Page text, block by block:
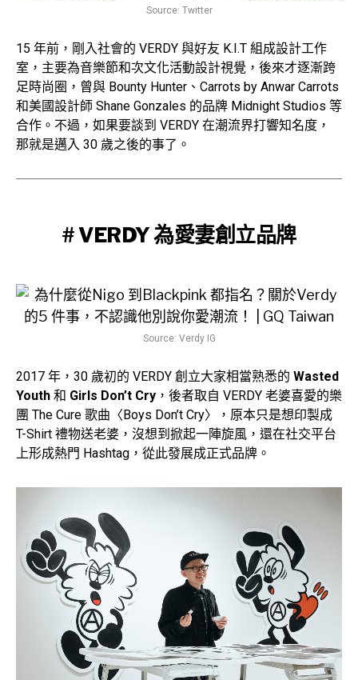
Source: Twitter
15 年前，剛入社會的 VERDY 與好友 K.I.T 組成設計工作
室，主要為音樂節和次文化活動設計視覺，後來才逐漸跨
足時尚圈，曾與 Bounty Hunter、Carrots by Anwar Carrots
和美國設計師 Shane Gonzales 的品牌 Midnight Studios 等
合作。不過，如果要談到 VERDY 在潮流界打響知名度，
那就是邁入 30 歲之後的事了。
# VERDY 為愛妻創立品牌
Source: Verdy IG
2017 年，30 歲初的 VERDY 創立大家相當熟悉的 Wasted
Youth 和 Girls Don’t Cry ，後者取自 VERDY 老婆喜愛的樂
團 The Cure 歌曲〈Boys Don’t Cry〉，原本只是想印製成
T-Shirt 禮物送老婆，沒想到掀起一陣旋風，還在社交平台
上形成熱門 Hashtag，從此發展成正式品牌。